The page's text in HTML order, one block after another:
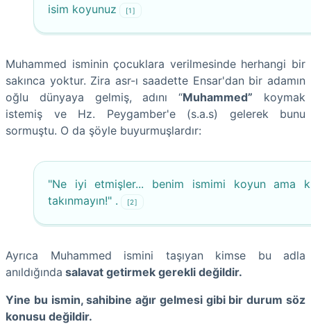
isim koyunuz
[1]
Muhammed isminin çocuklara verilmesinde herhangi bir
sakınca yoktur. Zira asr-ı saadette Ensar'dan bir adamın
oğlu dünyaya gelmiş, adını “Muhammed” koymak
istemiş ve Hz. Peygamber'e (s.a.s) gelerek bunu
sormuştu. O da şöyle buyurmuşlardır:
"Ne iyi etmişler... benim ismimi koyun ama
takınmayın!" .
[2]
Ayrıca Muhammed ismini taşıyan kimse bu adla
anıldığında salavat getirmek gerekli değildir.
Yine bu ismin, sahibine ağır gelmesi gibi bir durum söz
konusu değildir.